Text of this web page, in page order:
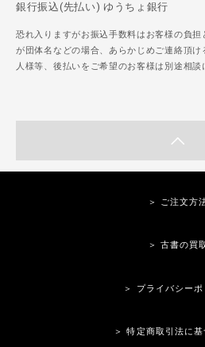
銀行振込(先払い) ゆうちょ銀行
恐れ入りますがお振込手数料はお客様の負
が団体名などの場合、あらかじめご連絡頂
人様等、後払いをご希望のお客様は別途相談
＞ ご注文方
＞ 古書の買
＞ プライバシーポ
＞ 特定商取引法に